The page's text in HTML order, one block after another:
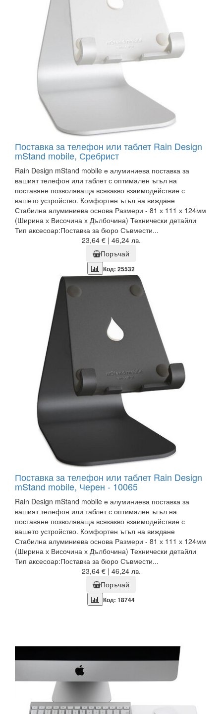
Поставка за телефон или таблет Rain Design
mStand mobile, Сребрист
Rain Design mStand mobile е алуминиева поставка за
вашият телефон или таблет с оптимален ъгъл на
поставяне позволяваща всякакво взаимодействие с
вашето устройство. Комфортен ъгъл на виждане
Стабилна алуминиева основа Размери - 81 х 111 х 124мм
(Ширина х Височина х Дълбочина) Технически детайли
Тип аксесоар:Поставка за бюро Съвмести...
23,64 € | 46,24 лв.
Поръчай
Код: 25532
Поставка за телефон или таблет Rain Design
mStand mobile, Черен - 10065
Rain Design mStand mobile е алуминиева поставка за
вашият телефон или таблет с оптимален ъгъл на
поставяне позволяваща всякакво взаимодействие с
вашето устройство. Комфортен ъгъл на виждане
Стабилна алуминиева основа Размери - 81 х 111 х 124мм
(Ширина х Височина х Дълбочина) Технически детайли
Тип аксесоар:Поставка за бюро Съвмести...
23,64 € | 46,24 лв.
Поръчай
Код: 18744